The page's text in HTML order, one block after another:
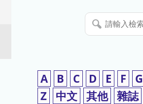
使
用
請
輸
索
詞
A B C D E F G
Z
中文 其他 雜誌